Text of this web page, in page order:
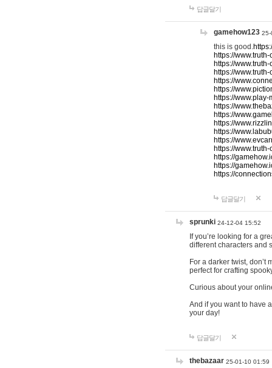
답글달기
gamehow123 25-
this is good.
https://
https://
https://
https://
https://
https://
https://
https://
https://
https://
https://
https://
https://
https://
https://
답글달기
sprunki 24-12-04 15:52
If you’re looking for a
different characters and
For a darker twist, don’t
perfect for crafting
Curious about your
And if you want to have
your day!
답글달기
thebazaar 25-01-10 01:59